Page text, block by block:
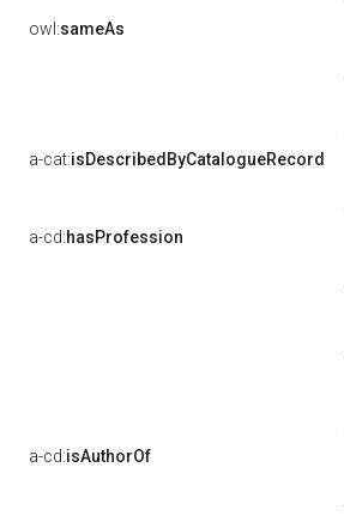
owl:sameAs
a-cat:isDescribedByCatalogueRecord
a-cd:hasProfession
a-cd:isAuthorOf